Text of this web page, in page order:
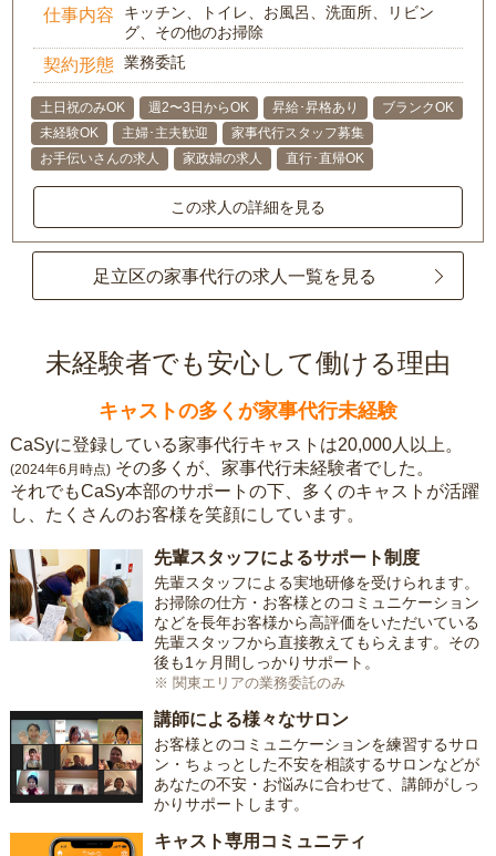
仕事内容
キッチン、トイレ、お風呂、洗面所、リビン
グ、その他のお掃除
契約形態 業務委託
土日祝のみOK 週2〜3日からOK 昇給･昇格あり
ブランクOK
未経験OK
主婦･主夫歓迎
家事代行スタッフ募集
お手伝いさんの求人
家政婦の求人 直行･直帰OK
この求人の詳細を見る
足立区の家事代行の求人一覧を見る
未経験者でも安心して働ける理由
キャストの多くが家事代行未経験
CaSyに登録している家事代行キャストは20,000人以上。
(2024年6月時点) その多くが、家事代行未経験者でした。
それでもCaSy本部のサポートの下、多くのキャストが活躍
し、たくさんのお客様を笑顔にしています。
先輩スタッフによるサポート制度
先輩スタッフによる実地研修を受けられます。
お掃除の仕方・お客様とのコミュニケーション
などを長年お客様から高評価をいただいている
先輩スタッフから直接教えてもらえます。その
後も1ヶ月間しっかりサポート。
※ 関東エリアの業務委託のみ
講師による様々なサロン
お客様とのコミュニケーションを練習するサロ
ン・ちょっとした不安を相談するサロンなどが
あなたの不安・お悩みに合わせて、講師がしっ
かりサポートします。
キャスト専用コミュニティ